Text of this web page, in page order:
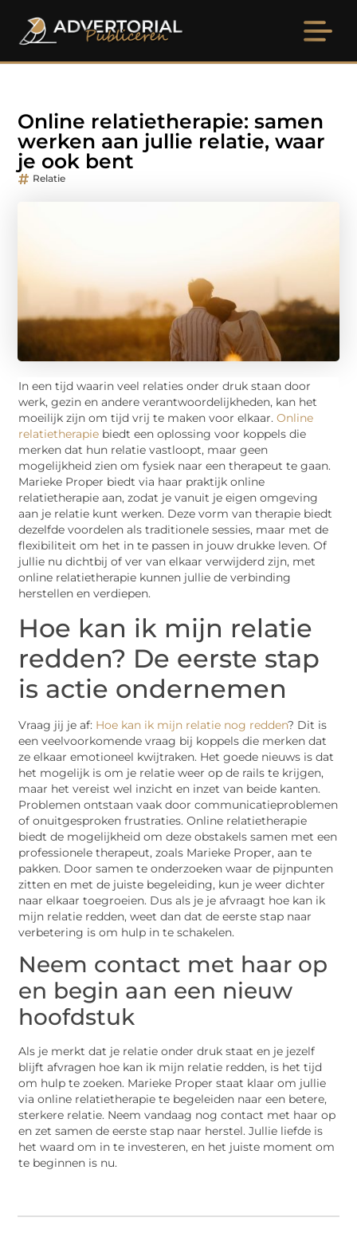
Online relatietherapie: samen
werken aan jullie relatie, waar
je ook bent
Relatie
In een tijd waarin veel relaties onder druk staan door
werk, gezin en andere verantwoordelijkheden, kan het
moeilijk zijn om tijd vrij te maken voor elkaar.Online
relatietherapie biedt een oplossing voor koppels die
merken dat hun relatie vastloopt, maar geen
mogelijkheid zien om fysiek naar een therapeut te gaan.
Marieke Proper biedt via haar praktijk online
relatietherapie aan, zodat je vanuit je eigen omgeving
aan je relatie kunt werken. Deze vorm van therapie biedt
dezelfde voordelen als traditionele sessies, maar met de
flexibiliteit om het in te passen in jouw drukke leven. Of
jullie nu dichtbij of ver van elkaar verwijderd zijn, met
online relatietherapie kunnen jullie de verbinding
herstellen en verdiepen.
Hoe kan ik mijn relatie
redden? De eerste stap
is actie ondernemen
Vraag jij je af: Hoe kan ik mijn relatie nog redden? Dit is
een veelvoorkomende vraag bij koppels die merken dat
ze elkaar emotioneel kwijtraken. Het goede nieuws is dat
het mogelijk is om je relatie weer op de rails te krijgen,
maar het vereist wel inzicht en inzet van beide kanten.
Problemen ontstaan vaak door communicatieproblemen
of onuitgesproken frustraties. Online relatietherapie
biedt de mogelijkheid om deze obstakels samen met een
professionele therapeut, zoals Marieke Proper, aan te
pakken. Door samen te onderzoeken waar de pijnpunten
zitten en met de juiste begeleiding, kun je weer dichter
naar elkaar toegroeien. Dus als je je afvraagt hoe kan ik
mijn relatie redden, weet dan dat de eerste stap naar
verbetering is om hulp in te schakelen.
Neem contact met haar op
en begin aan een nieuw
hoofdstuk
Als je merkt dat je relatie onder druk staat en je jezelf
blijft afvragen hoe kan ik mijn relatie redden, is het tijd
om hulp te zoeken. Marieke Proper staat klaar om jullie
via online relatietherapie te begeleiden naar een betere,
sterkere relatie. Neem vandaag nog contact met haar op
en zet samen de eerste stap naar herstel. Jullie liefde is
het waard om in te investeren, en het juiste moment om
te beginnen is nu.